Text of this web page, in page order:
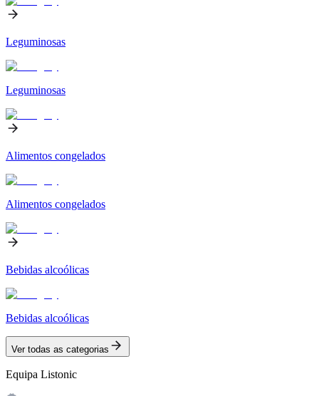
Leguminosas
Leguminosas
Alimentos congelados
Alimentos congelados
Bebidas alcoólicas
Bebidas alcoólicas
Ver todas as categorias
Equipa Listonic